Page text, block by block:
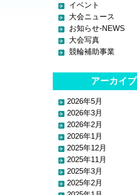
イベント
大会ニュース
お知らせ-NEWS
大会写真
競輪補助事業
アーカイブ
2026年5月
2026年3月
2026年2月
2026年1月
2025年12月
2025年11月
2025年3月
2025年2月